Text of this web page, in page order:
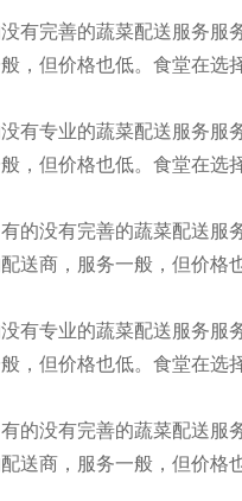
完善的蔬菜配送服务
但价格也低。食堂在
专业的蔬菜配送服务
但价格也低。食堂在
没有完善的蔬菜配送
商，服务一般，但价
专业的蔬菜配送服务
但价格也低。食堂在
没有完善的蔬菜配送
商，服务一般，但价